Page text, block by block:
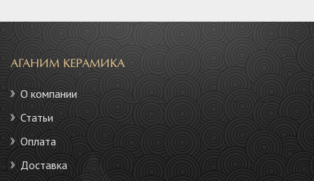
АГАНИМ КЕРАМИКА
О компании
Статьи
Оплата
Доставка